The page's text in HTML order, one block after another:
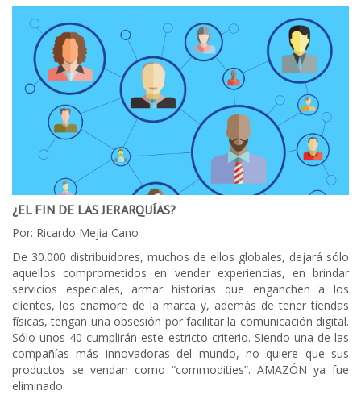
¿EL FIN DE LAS JERARQUÍAS?
Por: Ricardo Mejia Cano
De 30.000 distribuidores, muchos de ellos globales, dejará sólo
aquellos comprometidos en vender experiencias, en brindar
servicios especiales, armar historias que enganchen a los
clientes, los enamore de la marca y, además de tener tiendas
físicas, tengan una obsesión por facilitar la comunicación digital.
Sólo unos 40 cumplirán este estricto criterio. Siendo una de las
compañías más innovadoras del mundo, no quiere que sus
productos se vendan como “commodities”. AMAZÓN ya fue
eliminado.